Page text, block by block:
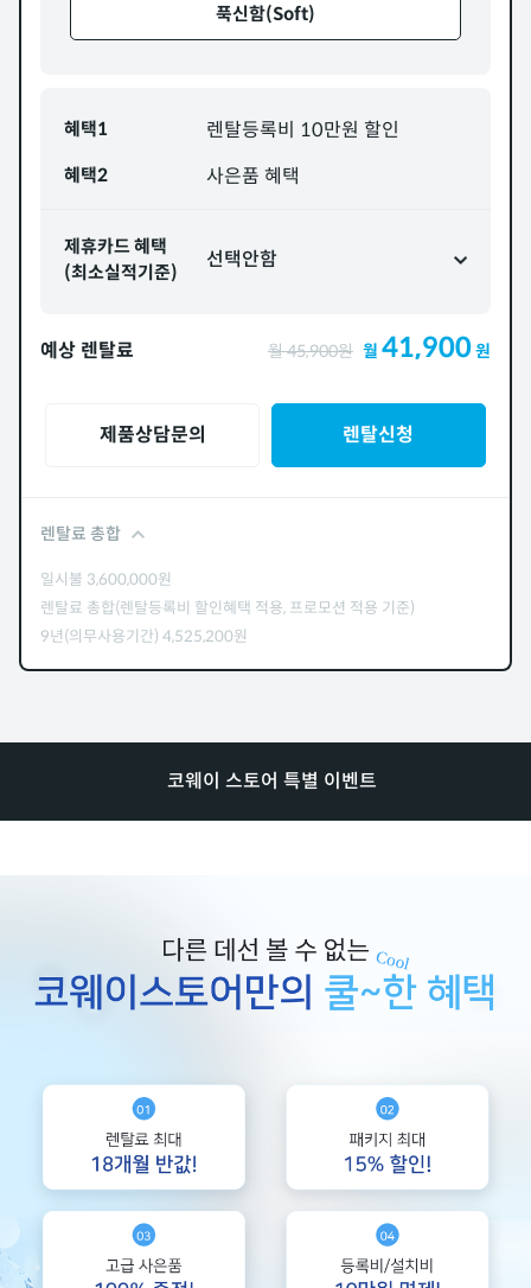
푹신함(Soft)
혜택1 렌탈등록비 10만원 할인
혜택2 사은품 혜택
제휴카드 혜택
(최소실적기준)
선택안함
예상 렌탈료 월45,900원 월 41,900원
제품상담문의 렌탈신청
렌탈료 총합
일시불 3,600,000원
렌탈료 총합(렌탈등록비 할인혜택 적용, 프로모션 적용 기준)
9년(의무사용기간) 4,525,200원
코웨이 스토어 특별 이벤트